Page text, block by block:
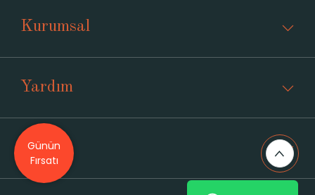
Kurumsal
Yardım
Üyelik
Günün
Fırsatı